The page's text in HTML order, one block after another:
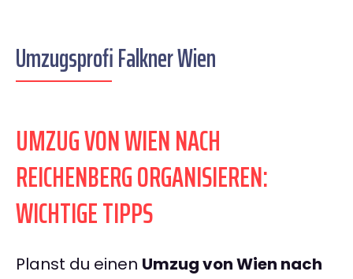
Umzugsprofi Falkner Wien
UMZUG VON WIEN NACH
REICHENBERG ORGANISIEREN:
WICHTIGE TIPPS
Planst du einen Umzug von Wien nach